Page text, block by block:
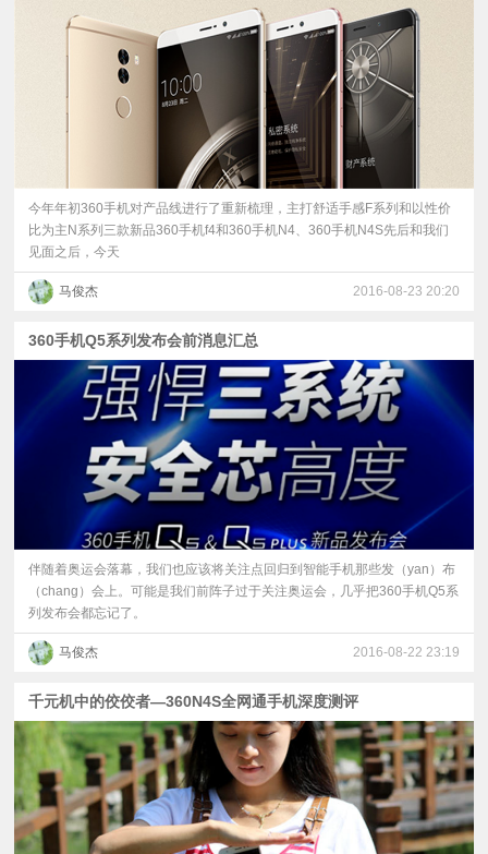
今年年初360手机对产品线进行了重新梳理，主打舒适手感F系列和以性价
比为主N系列三款新品360手机f4和360手机N4、360手机N4S先后和我们
见面之后，今天
马俊杰 2016-08-23 20:20
360手机Q5系列发布会前消息汇总
伴随着奥运会落幕，我们也应该将关注点回归到智能手机那些发（yan）布
（chang）会上。可能是我们前阵子过于关注奥运会，几乎把360手机Q5系
列发布会都忘记了。
马俊杰 2016-08-22 23:19
千元机中的佼佼者—360N4S全网通手机深度测评